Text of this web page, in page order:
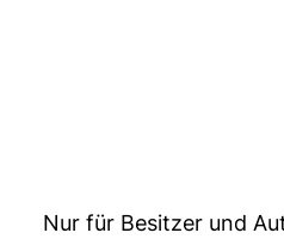
Nur für Besitzer und